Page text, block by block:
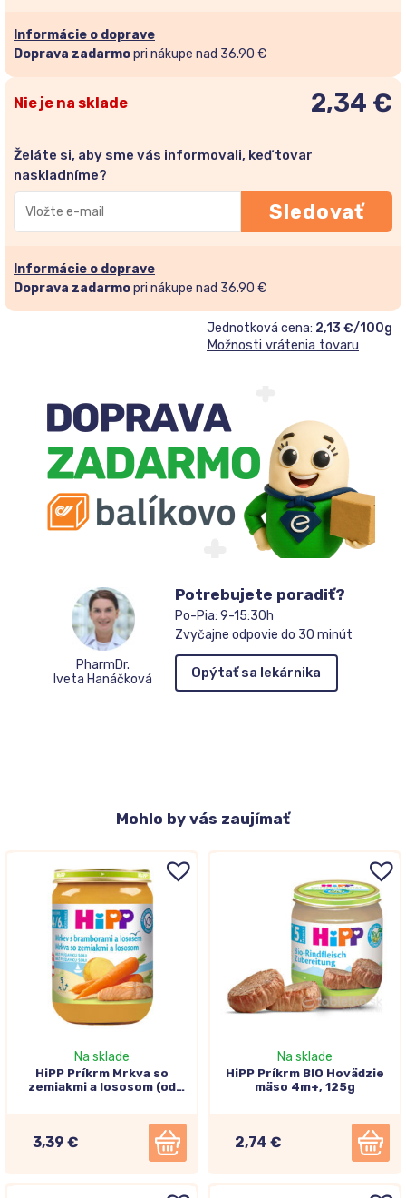
Informácie o doprave
Doprava zadarmopri nákupe nad 36.90 €
Nie je na sklade 2,34 €
Želáte si, aby sme vás informovali, keď tovar
naskladníme?
mailovú
adresu
a
čakateľov
Sledovať
Informácie o doprave
Doprava zadarmopri nákupe nad 36.90 €
Jednotková cena: 2,13 €/100g
Možnosti vrátenia tovaru
PharmDr.
Iveta Hanáčková
Potrebujete poradiť?
Po-Pia: 9-15:30h
Zvyčajne odpovie do 30 minút
Opýtať sa lekárnika
Mohlo by vás zaujímať
Na sklade
HiPP Príkrm Mrkva so
zemiakmi a lososom (od
3,39 €
Na sklade
HiPP Príkrm BIO Hovädzie
mäso 4m+, 125g
2,74 €